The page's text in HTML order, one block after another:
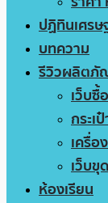
ปฏิทินเศร
บทความ
รีวิวผลิตภั
เว็บซื้
กระเ
เครื่อ
เว็บขุ
ห้องเรียน